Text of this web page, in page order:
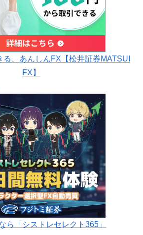
、あんしんFX【松井証券MATSUI
FX】
ら「シストレセレクト365」